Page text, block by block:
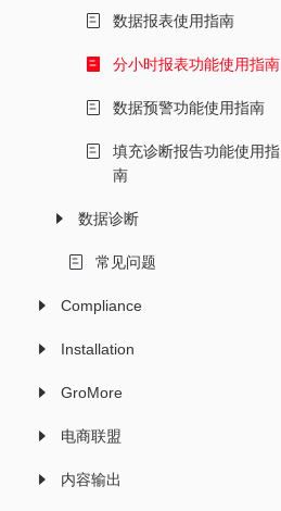
数据报表使用指南
分小时报表功能使用指南
数据预警功能使用指南
填充诊断报告功能使用指
南
数据诊断
常见问题
Compliance
Installation
GroMore
电商联盟
内容输出